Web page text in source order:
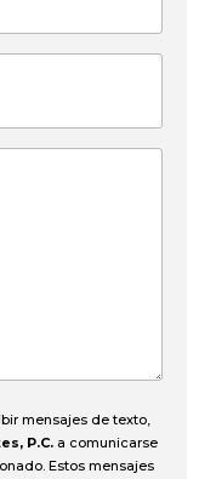
mensajes de texto,
P.C. a comunicarse
Estos mensajes